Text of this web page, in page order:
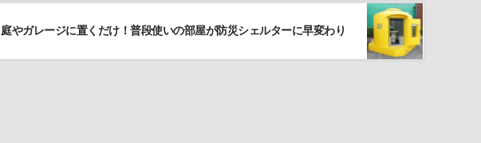
庭やガレージに置くだけ！普段使いの部屋が防災シェルターに早変わり